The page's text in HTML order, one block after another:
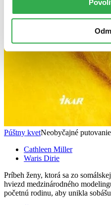
Púštny kvetNeobyčajné
Cathleen Miller
Waris Dirie
Príbeh ženy, ktorá sa zo
hviezd medzinárodného
početnú rodinu, aby unikla